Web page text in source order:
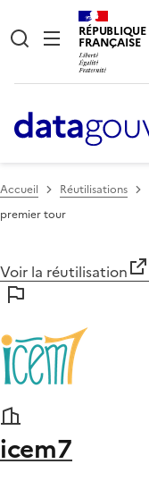
RÉPUBLIQUE
FRANÇAISE
Accueil Réutilisations
premier tour
Voir la réutilisation
icem7